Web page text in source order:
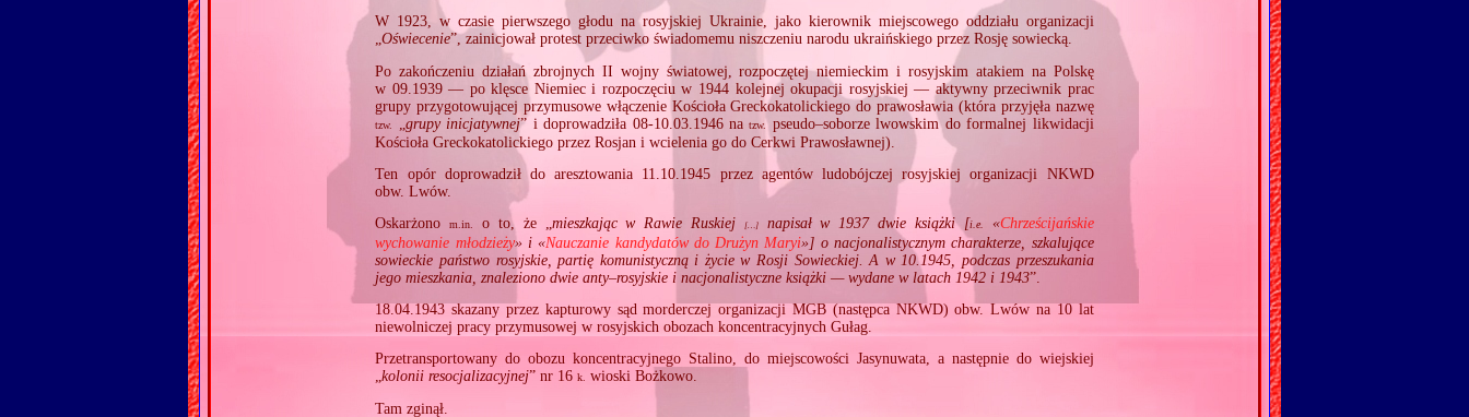
W 1923, w czasie pierwszego głodu na rosyjskiej Ukrainie, jako kierownik miejscowego oddziału organizacji
„Oświecenie”, zainicjował protest przeciwko świadomemu niszczeniu narodu ukraińskiego przez Rosję sowiecką.
Po zakończeniu działań zbrojnych II wojny światowej, rozpoczętej niemieckim i rosyjskim atakiem na Polskę
w 09.1939 — po klęsce Niemiec i rozpoczęciu w 1944 kolejnej okupacji rosyjskiej — aktywny przeciwnik prac
grupy przygotowującej przymusowe włączenie Kościoła Greckokatolickiego do prawosławia (która przyjęła nazwę
tzw. grupy inicjatywnej” i doprowadziła 08‐10.03.1946 natzw. pseudo–soborze lwowskim do formalnej likwidacji
Kościoła Greckokatolickiego przez Rosjan i wcielenia go do Cerkwi Prawosławnej).
Ten opór doprowadził do aresztowania 11.10.1945 przez agentów ludobójczej rosyjskiej organizacji NKWD
obw. Lwów.
Oskarżonom.in. o to, że „ mieszkając w Rawie Ruskiej […]napisał w 1937 dwie książki [i.e. «Chrześcijańskie
wychowanie młodzieży» i «Nauczanie kandydatów do Drużyn Maryi»] o nacjonalistycznym charakterze, szkalujące
sowieckie państwo rosyjskie, partię komunistyczną i życie w Rosji Sowieckiej. A w 10.1945, podczas przeszukania
jego mieszkania, znaleziono dwie anty–rosyjskie i nacjonalistyczne książki — wydane w latach 1942 i 1943”.
18.04.1943 skazany przez kapturowy sąd morderczej organizacji MGB (następca NKWD) obw. Lwów na 10 lat
niewolniczej pracy przymusowej w rosyjskich obozach koncentracyjnych Gułag.
Przetransportowany do obozu koncentracyjnego Stalino, do miejscowości Jasynuwata, a następnie do wiejskiej
„kolonii resocjalizacyjnej” nr 16k. wioski Bożkowo.
Tam zginął.